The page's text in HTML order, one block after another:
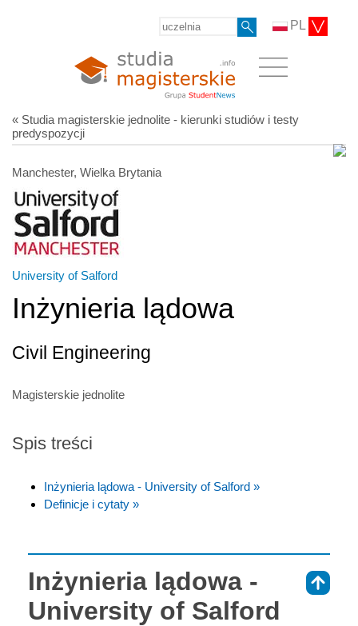
PL
« Studia magisterskie jednolite - kierunki studiów i testy
predyspozycji
Manchester, Wielka Brytania
University of Salford
Inżynieria lądowa
Civil Engineering
Magisterskie jednolite
Spis treści
Inżynieria lądowa - University of Salford »
Definicje i cytaty »
Inżynieria lądowa -
University of Salford